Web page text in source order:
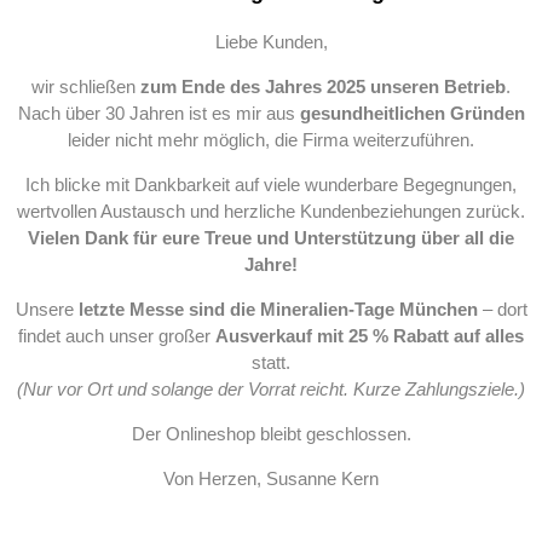
Liebe Kunden,
wir schließen zum Ende des Jahres 2025 unseren Betrieb.
Nach über 30 Jahren ist es mir aus gesundheitlichen Gründen
leider nicht mehr möglich, die Firma weiterzuführen.
Ich blicke mit Dankbarkeit auf viele wunderbare Begegnungen,
wertvollen Austausch und herzliche Kundenbeziehungen zurück.
Vielen Dank für eure Treue und Unterstützung über all die
Jahre!
Unsere letzte Messe sind die Mineralien-Tage München– dort
findet auch unser großer Ausverkauf mit 25 % Rabatt auf alles
statt.
(Nur vor Ort und solange der Vorrat reicht. Kurze Zahlungsziele.)
Der Onlineshop bleibt geschlossen.
Von Herzen, Susanne Kern